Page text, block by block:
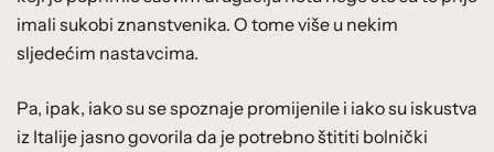
imali sukobi znanstvenika. O tome više u nekim
sljedećim nastavcima.
Pa, ipak, iako su se spoznaje promijenile i iako su iskustva
iz Italije jasno govorila da je potrebno štititi bolnički